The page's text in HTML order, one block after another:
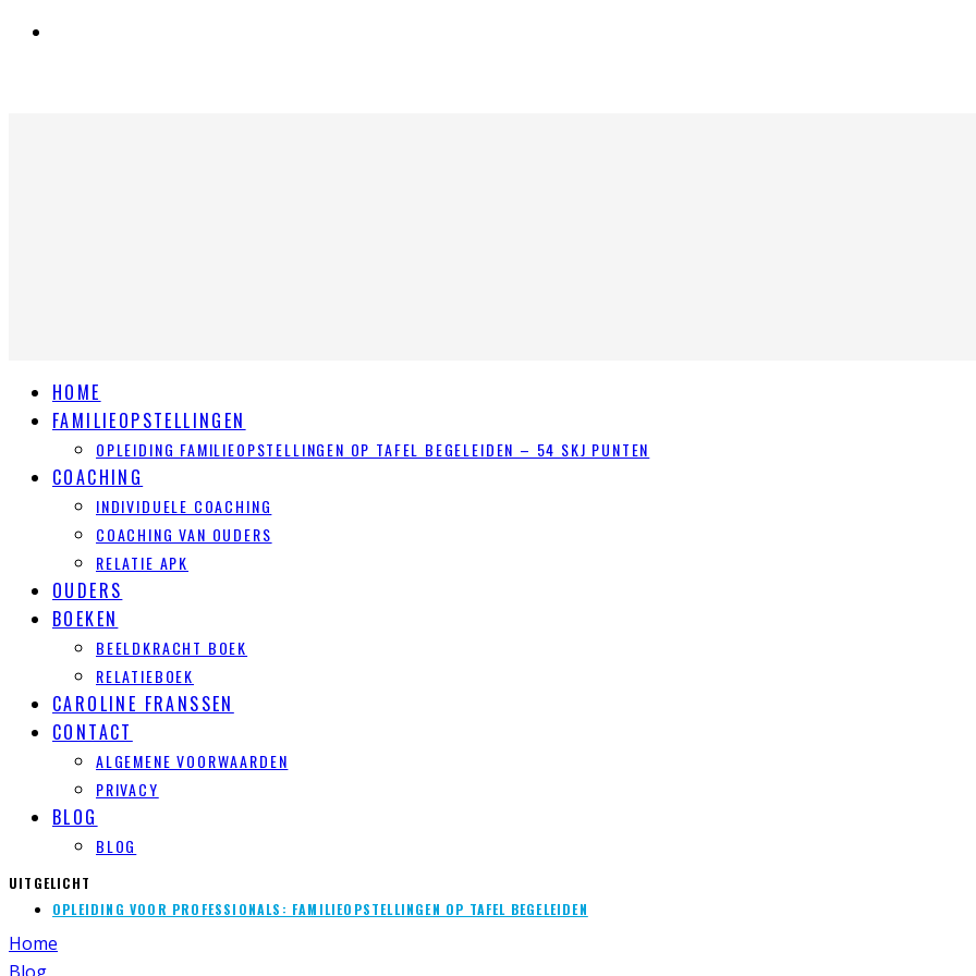
HOME
FAMILIEOPSTELLINGEN
OPLEIDING FAMILIEOPSTELLINGEN OP TAFEL BEGELEIDEN – 54 SKJ PUNTEN
COACHING
INDIVIDUELE COACHING
COACHING VAN OUDERS
RELATIE APK
OUDERS
BOEKEN
BEELDKRACHT BOEK
RELATIEBOEK
CAROLINE FRANSSEN
CONTACT
ALGEMENE VOORWAARDEN
PRIVACY
BLOG
BLOG
UITGELICHT
OPLEIDING VOOR PROFESSIONALS: FAMILIEOPSTELLINGEN OP TAFEL BEGELEIDEN
Home